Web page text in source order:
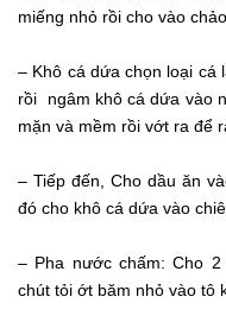
miếng nhỏ rồi cho vào
– Khô cá dứa chọn loại cá
rồi ngâm khô cá dứa vào
mặn và mềm rồi vớt ra để
– Tiếp đến, Cho dầu ăn
đó cho khô cá dứa vào
– Pha nước chấm: Cho
chút tỏi ớt băm nhỏ vào tô